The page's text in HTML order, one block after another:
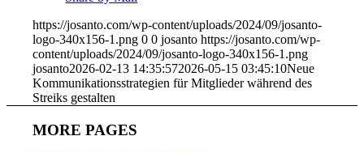
https://josanto.com/wp-content/uploads/2024/09/josanto-
logo-340x156-1.png 0 0 josanto https://josanto.com/wp-
content/uploads/2024/09/josanto-logo-340x156-1.png
josanto2026-02-13 14:35:572026-05-15 03:45:10Neue
Kommunikationsstrategien für Mitglieder während des
Streiks gestalten
MORE PAGES